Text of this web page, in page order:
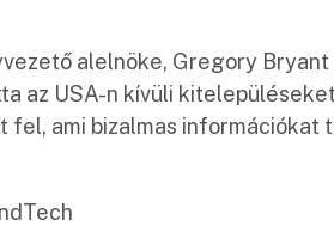
alelnöke, Gregory
az USA-n kívüli
fel, ami bizalmas információkat